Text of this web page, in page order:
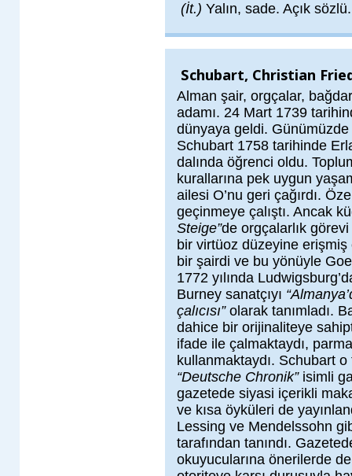
(İt.) Yalın, sade. Açık
Schubart, Christian
Alman şair, orgçalar,
adamı. 24 Mart 1739
dünyaya geldi. Günümüzde
Schubart 1758 tarihinde
dalında öğrenci oldu.
kurallarına pek uygun
ailesi O’nu geri çağırdı.
geçinmeye çalıştı. Ancak
Steige”de orgçalarlık
bir virtüoz düzeyine erişmiş
bir şairdi ve bu yönüyle
1772 yılında
Burney sanatçıyı
çalıcısı” olarak tanımladı.
dahice bir orijinaliteye
ifade ile çalmaktaydı,
kullanmaktaydı. Schubart
“Deutsche Chronik” isimli
gazetede siyasi içerikli
ve kısa öyküleri de
Lessing ve Mendelssohn
tarafından tanındı.
okuyucularına önerilerde